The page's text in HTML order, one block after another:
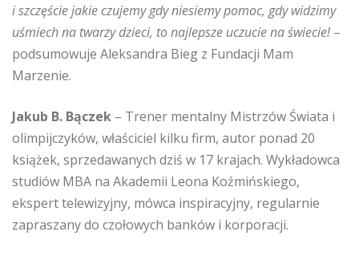
i szczęście jakie czujemy gdy niesiemy pomoc, gdy widzimy
uśmiech na twarzy dzieci, to najlepsze uczucie na świecie!–
podsumowuje Aleksandra Bieg z Fundacji Mam
Marzenie.
Jakub B. Bączek – Trener mentalny Mistrzów Świata i
olimpijczyków, właściciel kilku firm, autor ponad 20
książek, sprzedawanych dziś w 17 krajach. Wykładowca
studiów MBA na Akademii Leona Koźmińskiego,
ekspert telewizyjny, mówca inspiracyjny, regularnie
zapraszany do czołowych banków i korporacji.